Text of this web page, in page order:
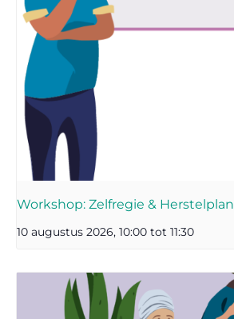
Workshop: Zelfregie & Herstelplan
10 augustus 2026, 10:00 tot 11:30